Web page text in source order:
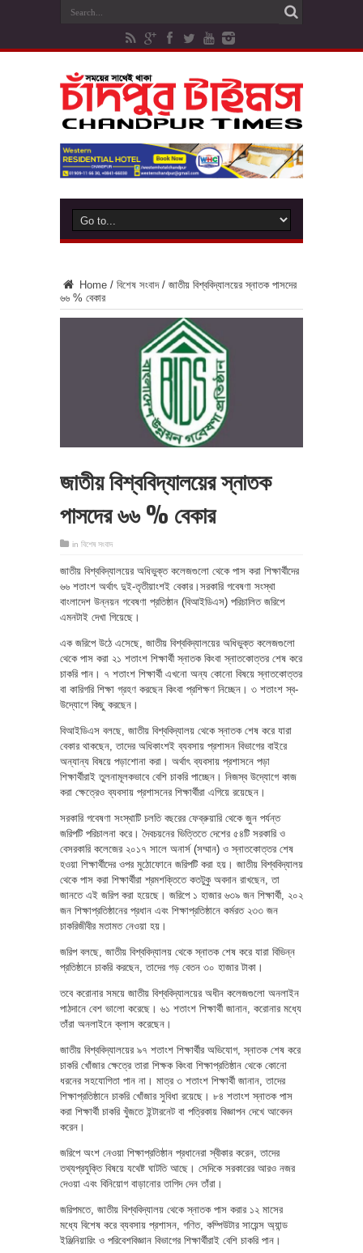
Home / বিশেষ সংবাদ / জাতীয় বিশ্ববিদ্যালয়ের স্নাতক পাসদের
৬৬ % বেকার
জাতীয় বিশ্ববিদ্যালয়ের স্নাতক
পাসদের ৬৬ % বেকার
in বিশেষ সংবাদ
জাতীয় বিশ্ববিদ্যালয়ের অধিভুক্ত কলেজগুলো থেকে পাস করা শিক্ষার্থীদের
৬৬ শতাংশ অর্থাৎ দুই-তৃতীয়াংশই বেকার।সরকারি গবেষণা সংস্থা
বাংলাদেশ উন্নয়ন গবেষণা প্রতিষ্ঠান (বিআইডিএস) পরিচালিত জরিপে
এমনটাই দেখা গিয়েছে।
এক জরিপে উঠে এসেছে, জাতীয় বিশ্ববিদ্যালয়ের অধিভুক্ত কলেজগুলো
থেকে পাস করা ২১ শতাংশ শিক্ষার্থী স্নাতক কিংবা স্নাতকোত্তর শেষ করে
চাকরি পান। ৭ শতাংশ শিক্ষার্থী এখনো অন্য কোনো বিষয়ে স্নাতকোত্তর
বা কারিগরি শিক্ষা গ্রহণ করছেন কিংবা প্রশিক্ষণ নিচ্ছেন। ৩ শতাংশ স্ব-
উদ্যোগে কিছু করছেন।
বিআইডিএস বলছে, জাতীয় বিশ্ববিদ্যালয় থেকে স্নাতক শেষ করে যারা
বেকার থাকছেন, তাদের অধিকাংশই ব্যবসায় প্রশাসন বিভাগের বাইরে
অন্যান্য বিষয়ে পড়াশোনা করা। অর্থাৎ ব্যবসায় প্রশাসনে পড়া
শিক্ষার্থীরাই তুলনামূলকভাবে বেশি চাকরি পাচ্ছেন। নিজস্ব উদ্যোগে কাজ
করা ক্ষেত্রেও ব্যবসায় প্রশাসনের শিক্ষার্থীরা এগিয়ে রয়েছেন।
সরকারি গবেষণা সংস্থাটি চলতি বছরের ফেব্রুয়ারি থেকে জুন পর্যন্ত
জরিপটি পরিচালনা করে। দৈবচয়নের ভিত্তিতে দেশের ৫৪টি সরকারি ও
বেসরকারি কলেজের ২০১৭ সালে অনার্স (সম্মান) ও স্নাতকোত্তর শেষ
হওয়া শিক্ষার্থীদের ওপর মুঠোফোনে জরিপটি করা হয়। জাতীয় বিশ্ববিদ্যালয়
থেকে পাস করা শিক্ষার্থীরা শ্রমশক্তিতে কতটুকু অবদান রাখছেন, তা
জানতে এই জরিপ করা হয়েছে। জরিপে ১ হাজার ৬৩৯ জন শিক্ষার্থী, ২০২
জন শিক্ষাপ্রতিষ্ঠানের প্রধান এবং শিক্ষাপ্রতিষ্ঠানে কর্মরত ২৩৩ জন
চাকরিজীবীর মতামত নেওয়া হয়।
জরিপ বলছে, জাতীয় বিশ্ববিদ্যালয় থেকে স্নাতক শেষ করে যারা বিভিন্ন
প্রতিষ্ঠানে চাকরি করছেন, তাদের গড় বেতন ৩০ হাজার টাকা।
তবে করোনার সময়ে জাতীয় বিশ্ববিদ্যালয়ের অধীন কলেজগুলো অনলাইন
পাঠদানে বেশ ভালো করেছে। ৬১ শতাংশ শিক্ষার্থী জানান, করোনার মধ্যে
তাঁরা অনলাইনে ক্লাস করেছেন।
জাতীয় বিশ্ববিদ্যালয়ের ৯৭ শতাংশ শিক্ষার্থীর অভিযোগ, স্নাতক শেষ করে
চাকরি খোঁজার ক্ষেত্রে তারা শিক্ষক কিংবা শিক্ষাপ্রতিষ্ঠান থেকে কোনো
ধরনের সহযোগিতা পান না। মাত্র ৩ শতাংশ শিক্ষার্থী জানান, তাদের
শিক্ষাপ্রতিষ্ঠানে চাকরি খোঁজার সুবিধা রয়েছে। ৮৪ শতাংশ স্নাতক পাস
করা শিক্ষার্থী চাকরি খুঁজতে ইন্টারনেট বা পত্রিকায় বিজ্ঞাপন দেখে আবেদন
করেন।
জরিপে অংশ নেওয়া শিক্ষাপ্রতিষ্ঠান প্রধানেরা স্বীকার করেন, তাদের
তথ্যপ্রযুক্তি বিষয়ে যথেষ্ট ঘাটতি আছে। সেদিকে সরকারের আরও নজর
দেওয়া এবং বিনিয়োগ বাড়ানোর তাগিদ দেন তাঁরা।
জরিপমতে, জাতীয় বিশ্ববিদ্যালয় থেকে স্নাতক পাস করার ১২ মাসের
মধ্যে বিশেষ করে ব্যবসায় প্রশাসন, গণিত, কম্পিউটার সায়েন্স অ্যান্ড
ইঞ্জিনিয়ারিং ও পরিবেশবিজ্ঞান বিভাগের শিক্ষার্থীরাই বেশি চাকরি পান।